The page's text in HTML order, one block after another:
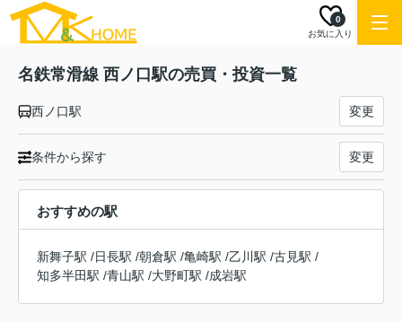
お気に入り
0
名鉄常滑線 西ノ口駅の売買・投資一覧
西ノ口駅 変更
条件から探す 変更
おすすめの駅
新舞子駅 /日長駅 /朝倉駅 /亀崎駅 /乙川駅 /古見駅 /
知多半田駅 /青山駅 /大野町駅 /成岩駅